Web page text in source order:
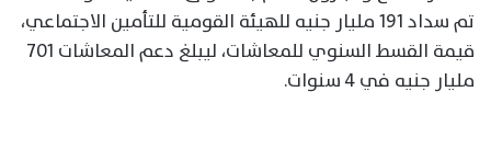
تم سداد 191 مليار جنيه للهيئة القومية للتأمين الاجتماعي،
قيمة القسط السنوي للمعاشات، ليبلغ دعم المعاشات 701
مليار جنيه في 4 سنوات.